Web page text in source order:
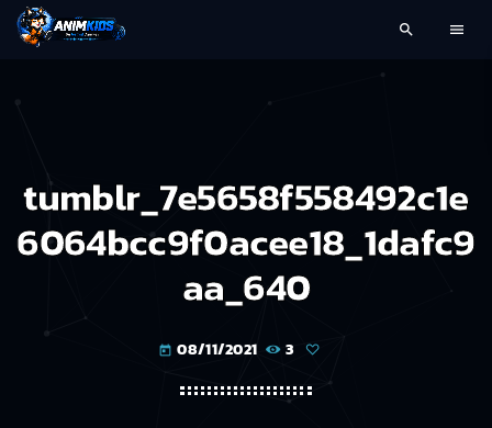
search menu
tumblr_7e5658f558492c1e
6064bcc9f0acee18_1dafc9
aa_640
today 08/11/2021 3